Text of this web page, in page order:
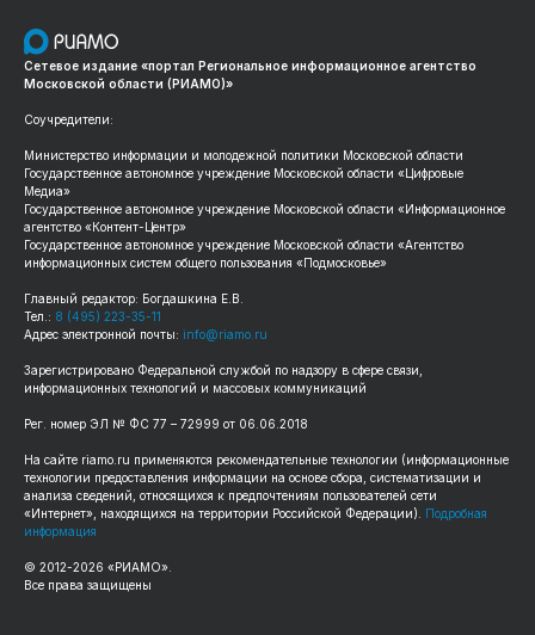
Сетевое издание «портал Региональное информационное агентство
Московской области (РИАМО)»
Соучредители:
Министерство информации и молодежной политики Московской области
Государственное автономное учреждение Московской области «Цифровые
Медиа»
Государственное автономное учреждение Московской области «Информационное
агентство «Контент-Центр»
Государственное автономное учреждение Московской области «Агентство
информационных систем общего пользования «Подмосковье»
Главный редактор: Богдашкина Е.В.
Тел.: 8 (495) 223-35-11
Адрес электронной почты: info@riamo.ru
Зарегистрировано Федеральной службой по надзору в сфере связи,
информационных технологий и массовых коммуникаций
Рег. номер ЭЛ № ФС 77 – 72999 от 06.06.2018
На сайте riamo.ru применяются рекомендательные технологии (информационные
технологии предоставления информации на основе сбора, систематизации и
анализа сведений, относящихся к предпочтениям пользователей сети
«Интернет», находящихся на территории Российской Федерации). Подробная
информация
© 2012-2026 «РИАМО».
Все права защищены